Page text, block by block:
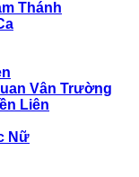
Thánh
Vân Trường
Liên
Nữ